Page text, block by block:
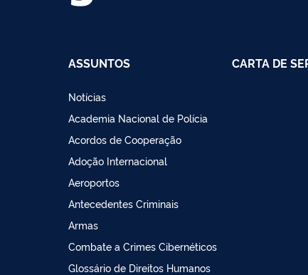
ASSUNTOS
Notícias
Academia Nacional de Polícia
Acordos de Cooperação
Adoção Internacional
Aeroportos
Antecedentes Criminais
Armas
Combate a Crimes Cibernéticos
Glossário de Direitos Humanos
CARTA DE